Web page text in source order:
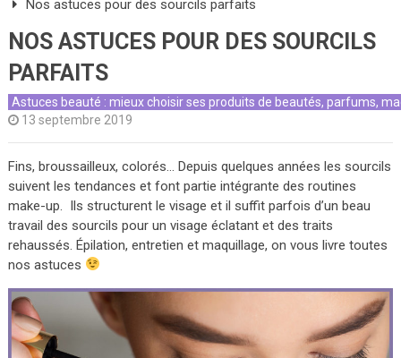
Nos astuces pour des sourcils parfaits
NOS ASTUCES POUR DES SOURCILS
PARFAITS
Astuces beauté : mieux choisir ses produits de beautés, parfums,
13 septembre 2019
Fins, broussailleux, colorés… Depuis quelques années les sourcils
suivent les tendances et font partie intégrante des routines
make-up. Ils structurent le visage et il suffit parfois d’un beau
travail des sourcils pour un visage éclatant et des traits
rehaussés. Épilation, entretien et maquillage, on vous livre toutes
nos astuces